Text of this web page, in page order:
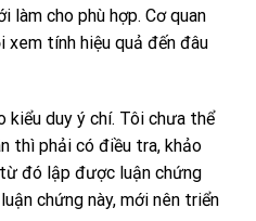
làm cho phù hợp. Cơ quan
xem tính hiệu quả đến đâu
kiểu duy ý chí. Tôi chưa thể
thì phải có điều tra, khảo
đó lập được luận chứng
chứng này, mới nên triển